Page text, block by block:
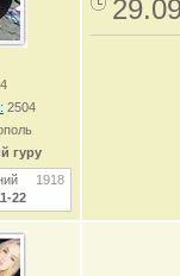
4
2504
гуру
1918
22